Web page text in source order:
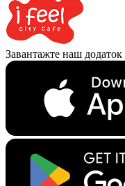
Завантажте наш додаток